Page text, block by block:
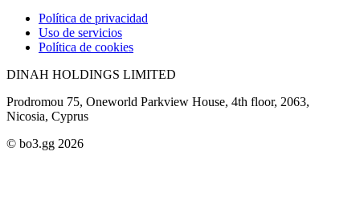
Política de privacidad
Uso de servicios
Política de cookies
DINAH HOLDINGS LIMITED
Prodromou 75, Oneworld Parkview House, 4th floor, 2063,
Nicosia, Cyprus
© bo3.gg 2026